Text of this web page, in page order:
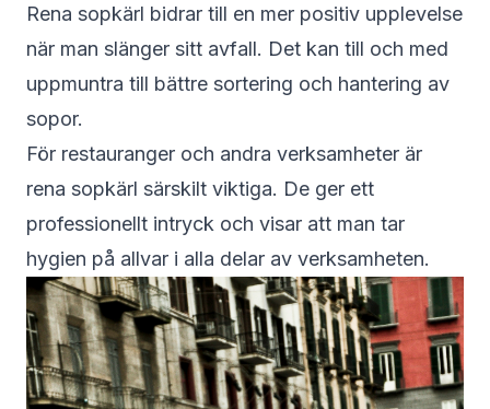
Rena sopkärl bidrar till en mer positiv upplevelse
när man slänger sitt avfall. Det kan till och med
uppmuntra till bättre sortering och hantering av
sopor.
För restauranger och andra verksamheter är
rena sopkärl särskilt viktiga. De ger ett
professionellt intryck och visar att man tar
hygien på allvar i alla delar av verksamheten.